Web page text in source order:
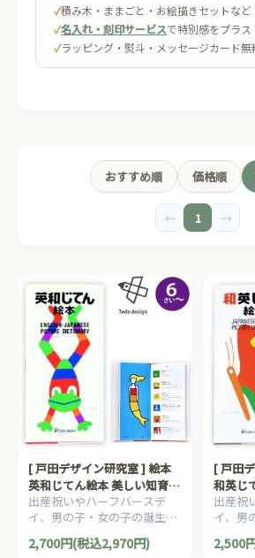
✓積み木・ままごと・お絵描きセットなど
✓名入れ・刻印サービスで特別感をプラス
✓ラッピング・熨斗・メッセージカード無
おすすめ順 価格順
← 1 →
[ 戸田デザイン研究室 ] 絵本
英和じてん絵本 美しい知育え
ほんシリーズ 6歳~ 作・絵
とだこうしろう 監修 アン・
ヘリング
出産祝いやハーフバースデ
イ、男の子・女の子の誕生日
プレゼント、クリスマスプレ
ゼントにおすすめの、日本の
2,700円(税込2,970円)
[ 戸田
和英じ
ほんシ
とだこ
ヘリン
出産祝
イ、男
プレ
ゼント
2,500